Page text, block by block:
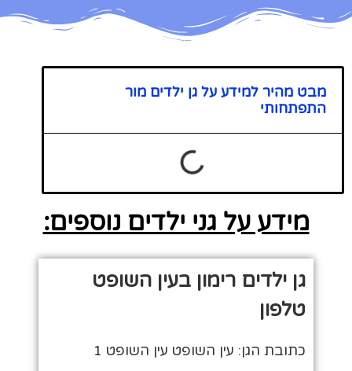
מבט מהיר למידע על גן ילדים מור
התפתחותי
מידע על גני ילדים נוספים:
גן ילדים רימון בעין השופט
טלפון
כתובת הגן: עין השופט עין השופט 1